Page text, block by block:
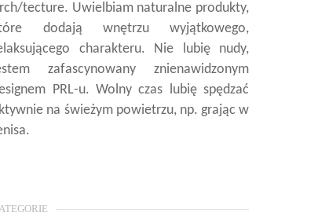
tecture. Uwielbiam naturalne produkty,
dodają wnętrzu wyjątkowego,
charakteru. Nie lubię nudy,
zafascynowany znienawidzonym
PRL-u. Wolny czas lubię spędzać
na świeżym powietrzu, np. grając w